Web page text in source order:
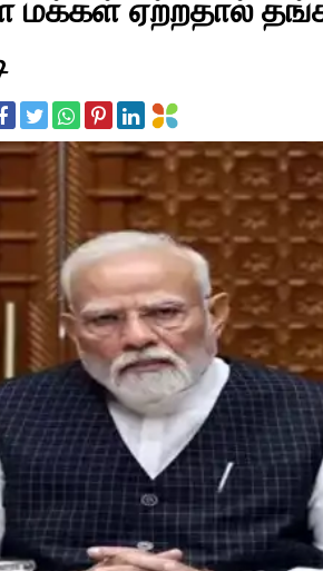
மக்கள் ஏற்றதால்